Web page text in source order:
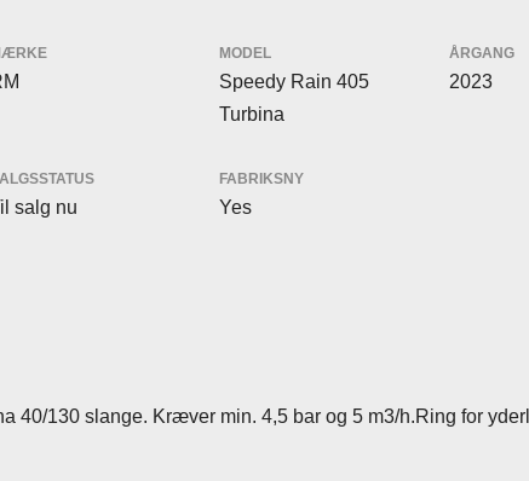
MODEL
Speedy Rain 405
Turbina
ÅRGANG
2023
salg nu
FABRIKSNY
Yes
40/130 slange. Kræver min. 4,5 bar og 5 m3/h.Ring for